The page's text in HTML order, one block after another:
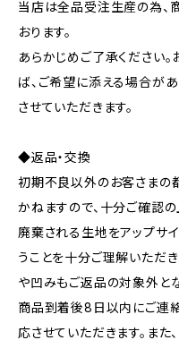
当店は全品受注生産の為、
おります。
あらかじめご了承ください
ば、ご希望に添える場合が
させていただきます。
◆返品・交換
初期不良以外のお客さまの
かねますので、十分ご確認の
廃棄される生地をアップサ
うことを十分ご理解いただ
や凹みもご返品の対象外と
商品到着後8日以内にご連
応させていただきます。ま